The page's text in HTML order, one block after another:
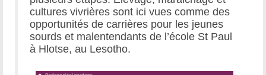
cultures vivrières sont ici vues comme des
opportunités de carrières pour les jeunes
sourds et malentendants de l’école St Paul
à Hlotse, au Lesotho.